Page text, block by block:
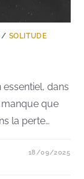
/ SOLITUDE
dans
que
la perte…
18/09/2025